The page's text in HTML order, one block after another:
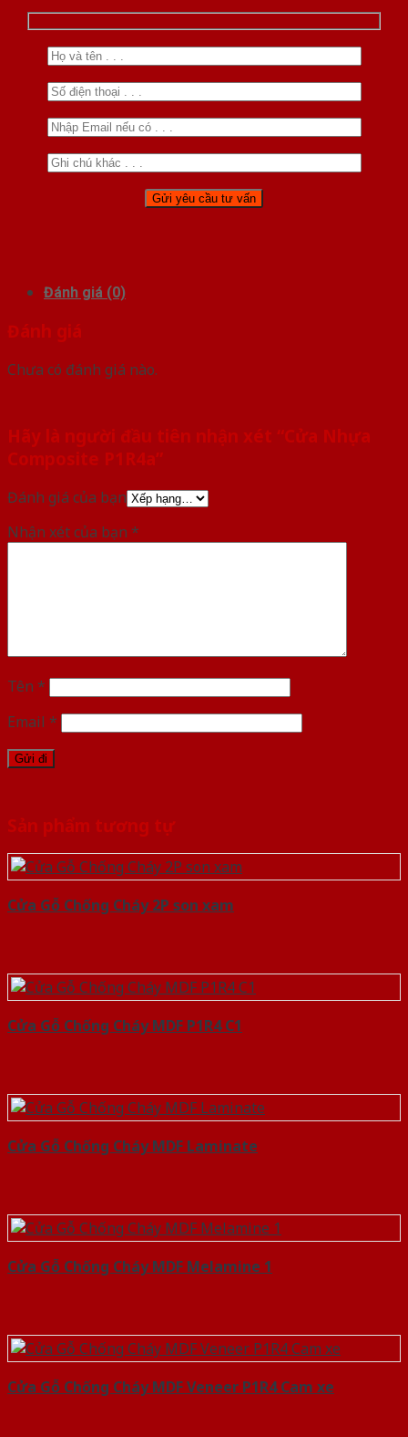
Đánh giá (0)
Đánh giá
Chưa có đánh giá nào.
Hãy là người đầu tiên nhận xét “Cửa Nhựa
Composite P1R4a”
Đánh giá của bạn
Nhận xét của bạn *
Tên *
Email *
Sản phẩm tương tự
Cửa Gỗ Chống Cháy 2P son xam
Cửa Gỗ Chống Cháy MDF P1R4 C1
Cửa Gỗ Chống Cháy MDF Laminate
Cửa Gỗ Chống Cháy MDF Melamine 1
Cửa Gỗ Chống Cháy MDF Veneer P1R4 Cam xe